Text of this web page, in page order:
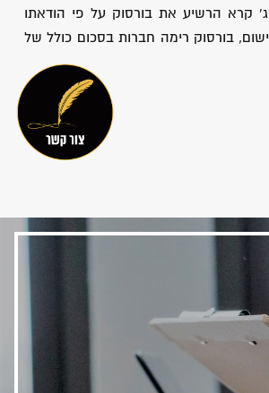
בתל אביב גו'רג' קרא הרשיע את בורסוק על פי הודאתו
בורסוק רימה חברות בסכום כולל של